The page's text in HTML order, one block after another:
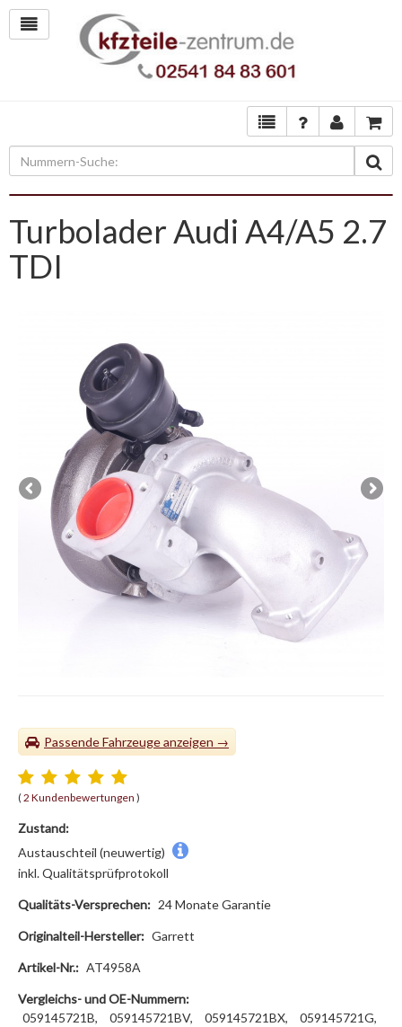
Turbolader Audi A4/A5 2.7
TDI
Passende Fahrzeuge
(2 Kundenbewertungen )
Zustand:
Austauschteil (neuwertig)
inkl. Qualitätsprüfprotokoll
Qualitäts-Versprechen: 24 Monate Garantie
Originalteil-Hersteller: Garrett
Artikel-Nr.: AT4958A
Vergleichs- und OE-Nummern:
059145721B,
059145721BV, 059145721BX,
059145721G,